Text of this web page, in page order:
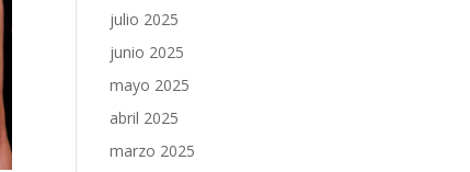
julio 2025
junio 2025
mayo 2025
abril 2025
marzo 2025